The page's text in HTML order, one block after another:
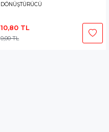
DÖNÜŞTÜRÜCÜ
10,80 TL
0,00 TL